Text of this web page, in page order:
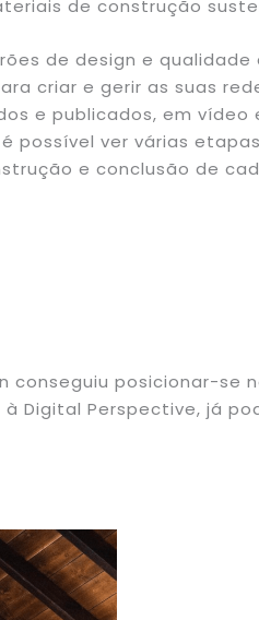
de construção
de design e qualidade
criar e gerir as suas
e publicados, em
possível ver várias
e conclusão de
conseguiu posicionar-se
Digital Perspective, já